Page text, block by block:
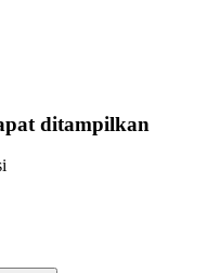
ditampilkan